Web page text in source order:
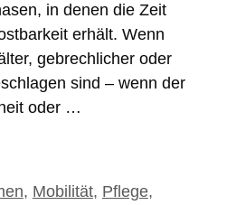
in denen die Zeit
erhält. Wenn
gebrechlicher oder
sind – wenn der
oder …
, Mobilität, Pflege,